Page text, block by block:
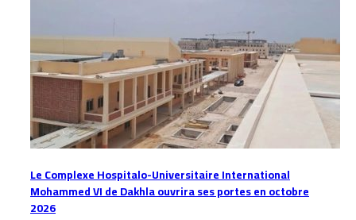
Le Complexe Hospitalo-Universitaire International
Mohammed VI de Dakhla ouvrira ses portes en octobre
2026